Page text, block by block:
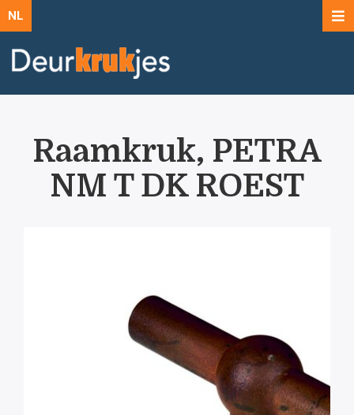
NL
Raamkruk, PETRA
NM T DK ROEST